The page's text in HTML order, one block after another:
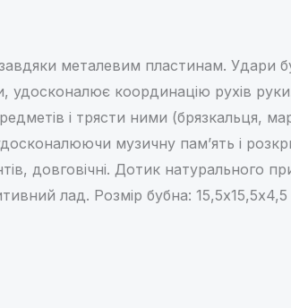
металевим пластинам. Удари
удосконалює координацію рухів
і трясти ними (брязкальця,
музичну пам’ять і
довговічні. Дотик натурального
лад. Розмір бубна: